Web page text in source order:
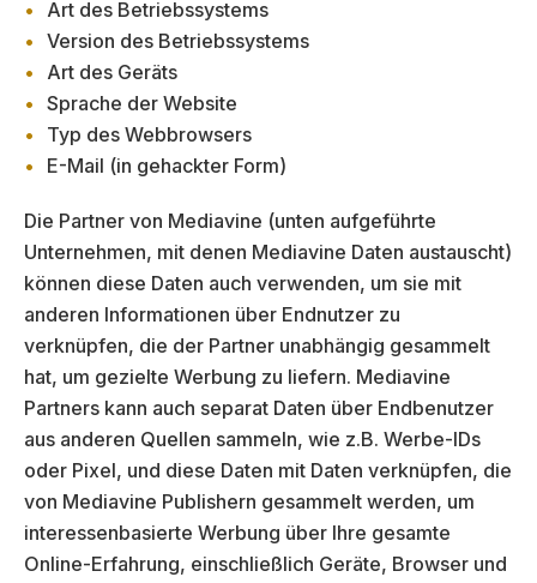
Art des Betriebssystems
Version des Betriebssystems
Art des Geräts
Sprache der Website
Typ des Webbrowsers
E-Mail (in gehackter Form)
Die Partner von Mediavine (unten aufgeführte
Unternehmen, mit denen Mediavine Daten austauscht)
können diese Daten auch verwenden, um sie mit
anderen Informationen über Endnutzer zu
verknüpfen, die der Partner unabhängig gesammelt
hat, um gezielte Werbung zu liefern. Mediavine
Partners kann auch separat Daten über Endbenutzer
aus anderen Quellen sammeln, wie z.B. Werbe-IDs
oder Pixel, und diese Daten mit Daten verknüpfen, die
von Mediavine Publishern gesammelt werden, um
interessenbasierte Werbung über Ihre gesamte
Online-Erfahrung, einschließlich Geräte, Browser und